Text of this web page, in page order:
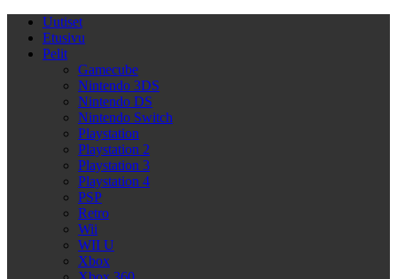
Uutiset
Etusivu
Pelit
Gamecube
Nintendo 3DS
Nintendo DS
Nintendo Switch
Playstation
Playstation 2
Playstation 3
Playstation 4
PSP
Retro
Wii
WII U
Xbox